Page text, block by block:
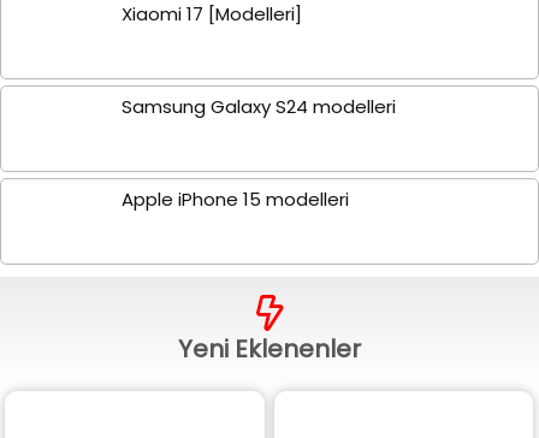
Xiaomi 17 [Modelleri]
Samsung Galaxy S24 modelleri
Apple iPhone 15 modelleri
Yeni Eklenenler